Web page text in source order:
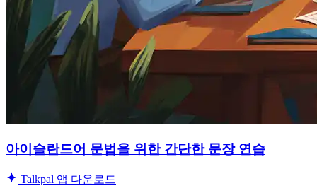
아이슬란드어 문법을 위한 간단한 문장 연습
Talkpal 앱 다운로드